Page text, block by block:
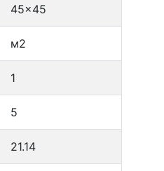
45x45
м2
1
5
21.14